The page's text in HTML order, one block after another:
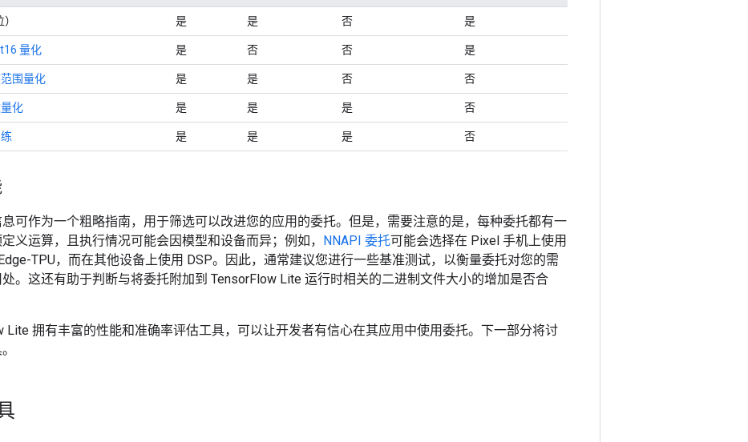
是 是 否 是
量化 是 否 否 是
围量化 是 是 否 否
化 是 是 是 否
是 是 是 否
可作为一个粗略指南，用于筛选可以改进您的应用的委托。但是，需要注意的是，每种委托都有一
义运算，且执行情况可能会因模型和设备而异；例如， NNAPI 委托可能会选择在 Pixel 手机上使用
TPU，而在其他设备上使用 DSP。因此，通常建议您进行一些基准测试，以衡量委托对您的需
。这还有助于判断与将委托附加到 TensorFlow Lite 运行时相关的二进制文件大小的增加是否合
Lite 拥有丰富的性能和准确率评估工具，可以让开发者有信心在其应用中使用委托。下一部分将讨